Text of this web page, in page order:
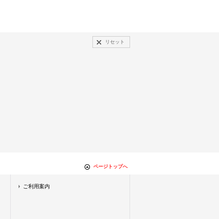
リセット
ページトップへ
ご利用案内